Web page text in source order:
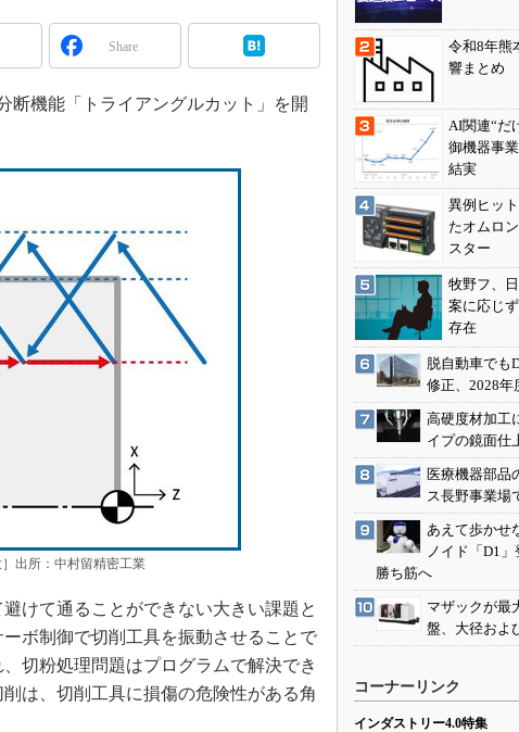
スマート工場EXPO
日本ものづくりワールド
産業オープンネット展
Windows Embedded
車載ソフト開発
ISO26262
S＆OP
インダストリー4.0
イノベーション
製造業ビッグデータ
メイドインジャパン
グローバル設計・開発
新型コロナへの対応
Share
断機能「トライアングルカット」を開
出所：中村留精密工業
けて通ることができない大きい課題と
ボ制御で切削工具を振動させることで
切粉処理問題はプログラムで解決でき
は、切削工具に損傷の危険性がある角
令和8年熊
響まとめ
AI関連“だ
御機器事
結実
異例ヒッ
たオムロ
スター
牧野フ、
案に応じ
存在
脱自動車でも
修正、2028年
高硬度材加工
イプの鏡面仕
医療機器部品
ス長野事業場
あえて歩か
ノイド「D1
勝ち筋へ
マザックが最
盤、大径およ
コーナーリンク
インダストリー4.0特集